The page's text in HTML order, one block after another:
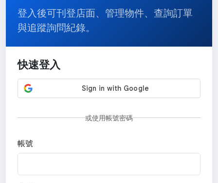
登入後可刊登店面、管理物件、查詢訂單
與追蹤詢問紀錄。
快速登入
或使用帳號密碼
帳號